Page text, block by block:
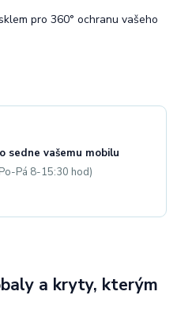
sedne vašemu mobilu
Pá 8-15:30 hod)
pro 360° ochranu vašeho
a kryty, kterým